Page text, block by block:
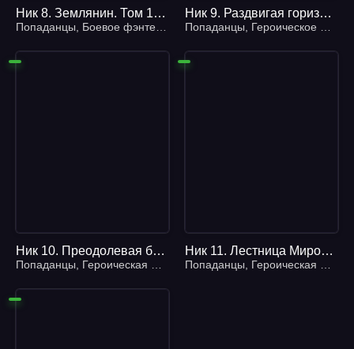
Ник 8. Землянин. Том 1-2 - Анджей Ясинский
Попаданцы Боевое фэнтези Героическое фэнтези
Ник 9. Раздвигая горизонты - Анджей Ясинский
Попаданцы Героическое фэнтези
Ник 10. Преодолевая барьеры - Анджей Ясинский
Попаданцы Героическая фантастика
Ник 11. Лестница Миров - Анджей Ясинский
Попаданцы Героическая фантастика